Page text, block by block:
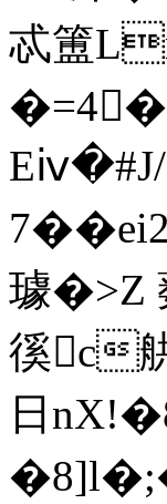
忒簠
璩�>Z
徯c
日